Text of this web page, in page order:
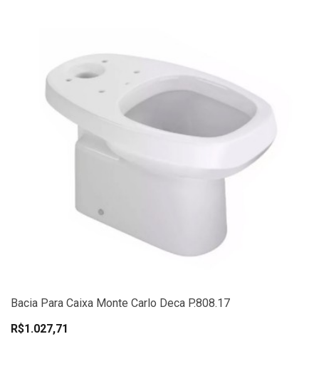
Bacia Para Caixa Monte Carlo Deca P.808.17
R$1.027,71